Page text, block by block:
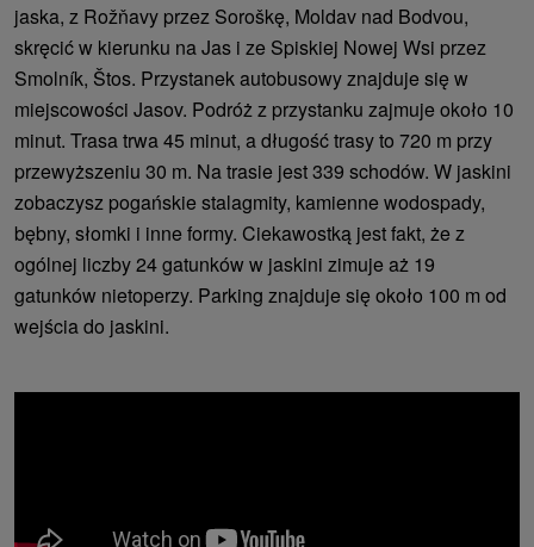
jaska, z Rožňavy przez Soroškę, Moldav nad Bodvou,
skręcić w kierunku na Jas i ze Spiskiej Nowej Wsi przez
Smolník, Štos. Przystanek autobusowy znajduje się w
miejscowości Jasov. Podróż z przystanku zajmuje około 10
minut. Trasa trwa 45 minut, a długość trasy to 720 m przy
przewyższeniu 30 m. Na trasie jest 339 schodów. W jaskini
zobaczysz pogańskie stalagmity, kamienne wodospady,
bębny, słomki i inne formy. Ciekawostką jest fakt, że z
ogólnej liczby 24 gatunków w jaskini zimuje aż 19
gatunków nietoperzy. Parking znajduje się około 100 m od
wejścia do jaskini.